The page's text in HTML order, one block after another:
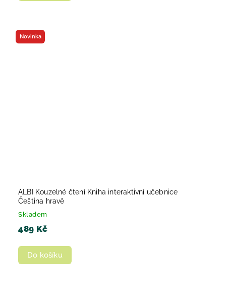
Novinka
ALBI Kouzelné čtení Kniha interaktivní učebnice
Čeština hravě
Skladem
489 Kč
Do košíku